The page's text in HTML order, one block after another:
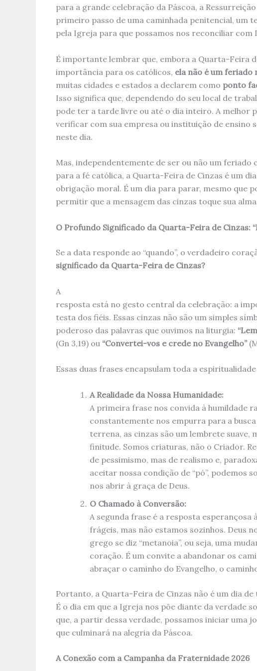
para a grande celebração da Páscoa, a
primeiro passo de uma caminhada penitencial, um
pela Igreja para que possamos nos reconciliar com
É importante lembrar que, embora a Quarta-Feira
importância para os católicos, ela não é um feriado
muitas cidades e estados a declarem como ponto
Isso significa que, dependendo do seu local de
pode ter a tarde livre ou até o dia inteiro. A melhor
verificar com sua empresa ou instituição de ensino
neste dia.
Mas, independentemente de ser ou não um feriado
para a fé católica, a Quarta-Feira de Cinzas é um
obrigação moral. É um dia para parar, mesmo que
permitir que a mensagem das cinzas toque sua
O Profundo Significado da Quarta-Feira de Cinzas:
Se a data responde ao “quando”, o verdadeiro
significado da Quarta-Feira de Cinzas?
A
resposta está no gesto central da celebração: a
testa dos fiéis. Essas cinzas não são um simples
poderoso das palavras que ouvimos na liturgia:
(Gn 3,19) ou “Convertei-vos e crede no Evangelho”
Essas duas frases encapsulam toda a
A Realidade da Nossa Humanidade:
A primeira frase nos convida à humildade
constantemente nos empurra para a
terrena, as cinzas são um lembrete suave,
finitude. Somos criaturas, não o Criador.
de pessimismo, mas de realismo e,
aceitar nossa condição de “pó”, podemos
nos abrir à graça de Deus.
O Chamado à Conversão:
A segunda frase é a resposta esperançosa
frágeis, mas não estamos sozinhos. Deus
grego se diz “metanoia”, ou seja, uma
coração. É um convite a abandonar os
abraçar o caminho do Evangelho, o
Portanto, a Quarta-Feira de Cinzas não é um dia
É o dia em que a Igreja nos põe diante da verdade
que, a partir dessa verdade, possamos iniciar uma
que culminará na alegria da Páscoa.
A Conexão com a Campanha da Fraternidade 2026